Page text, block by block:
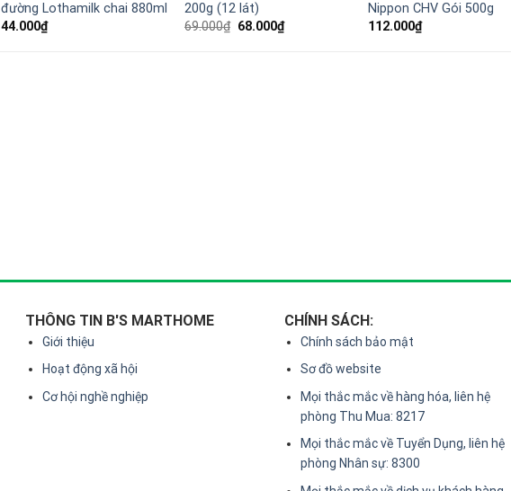
đường Lothamilk chai 880ml
44.000₫
200g (12 lát)
69.000₫ Giá
68.000₫Giá
hiện
Nippon CHV Gói 500g
112.000₫
THÔNG TIN B'S MARTHOME
Giới thiệu
Hoạt động xã hội
Cơ hội nghề nghiệp
CHÍNH SÁCH:
Chính sách bảo mật
Sơ đồ website
Mọi thắc mắc về hàng hóa, liên hệ
phòng Thu Mua: 8217
Mọi thắc mắc về Tuyển Dụng, liên hệ
phòng Nhân sự: 8300